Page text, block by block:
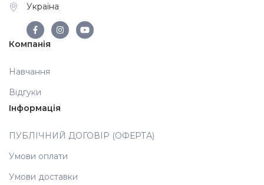
Україна
Компанія
Навчання
Відгуки
Інформація
ПУБЛІЧНИЙ ДОГОВІР (ОФЕРТА)
Умови оплати
Умови доставки